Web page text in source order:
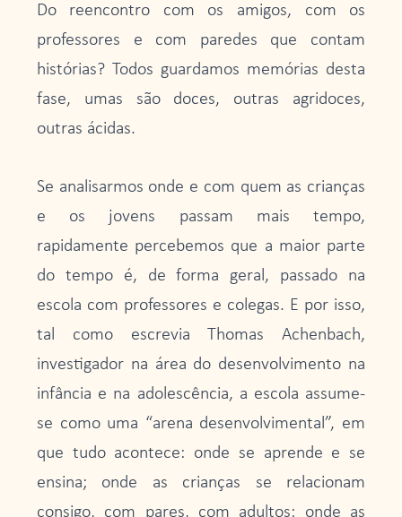
Do reencontro com os amigos, com os
professores e com paredes que contam
histórias? Todos guardamos memórias desta
fase, umas são doces, outras agridoces,
outras ácidas.
Se analisarmos onde e com quem as crianças
e os jovens passam mais tempo,
rapidamente percebemos que a maior parte
do tempo é, de forma geral, passado na
escola com professores e colegas. E por isso,
tal como escrevia Thomas Achenbach,
investigador na área do desenvolvimento na
infância e na adolescência, a escola assume-
se como uma “arena desenvolvimental”, em
que tudo acontece: onde se aprende e se
ensina; onde as crianças se relacionam
consigo, com pares, com adultos; onde as